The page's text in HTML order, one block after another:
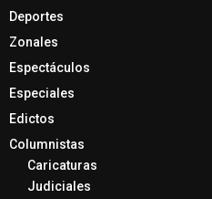
Deportes
Zonales
Espectáculos
Especiales
Edictos
Columnistas
Caricaturas
Judiciales